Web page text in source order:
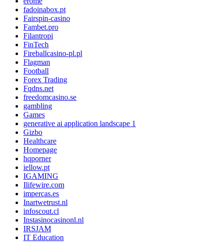
fadoinabox.pt
Fairspin-casino
Fambet.pro
Filantropi
FinTech
Fireballcasino-pl.pl
Flagman
Football
Forex Trading
Fqdns.net
freedomcasino.se
gambling
Games
generative ai application landscape 1
Gizbo
Healthcare
Homepage
hqporner
iellow.pt
IGAMING
Ilifewire.com
impercas.es
Inartwetrust.nl
infoscout.cl
Instasinocasinonl.nl
IRSJAM
IT Education